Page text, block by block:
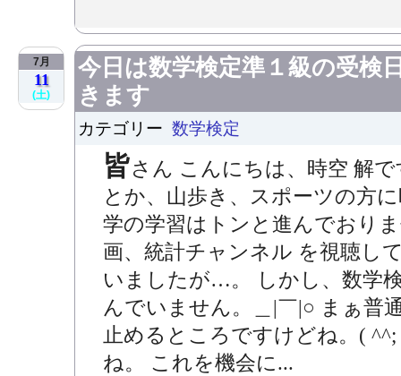
7月
11
(土)
今日は数学検定準１級の受検
きます
カテゴリー 数学検定
皆さん こんにちは、時空 解
とか、山歩き、スポーツの方
学の学習はトンと進んでおり
画、統計チャンネル を視聴し
いましたが…。 しかし、数学
んでいません。＿|￣|○ まぁ普
止めるところですけどね。(
ね。 これを機会に...